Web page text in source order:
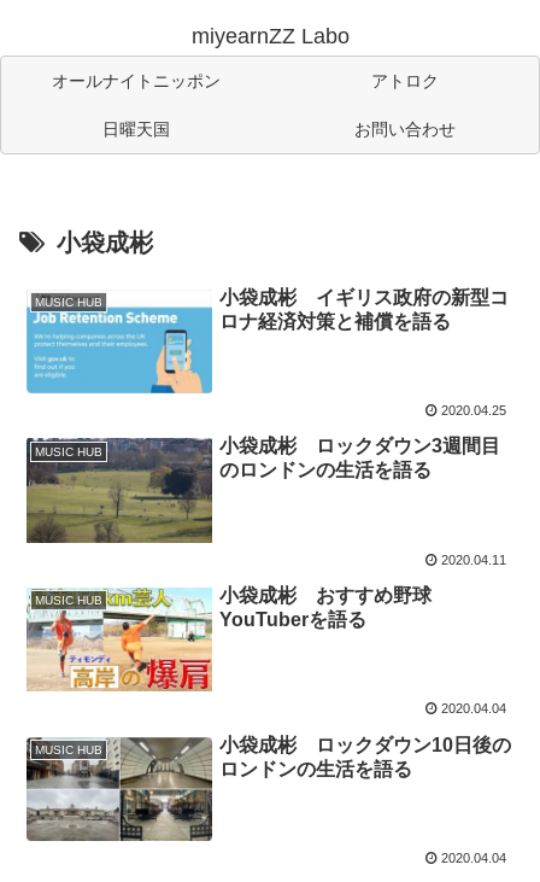
miyearnZZ Labo
オールナイトニッポン アトロク
日曜天国 お問い合わせ
小袋成彬
MUSIC HUB
小袋成彬 イギリス政府の新型コ
ロナ経済対策と補償を語る
2020.04.25
MUSIC HUB
小袋成彬 ロックダウン3週間目
のロンドンの生活を語る
2020.04.11
MUSIC HUB
小袋成彬 おすすめ野球
YouTuberを語る
2020.04.04
MUSIC HUB
小袋成彬 ロックダウン10日後の
ロンドンの生活を語る
2020.04.04